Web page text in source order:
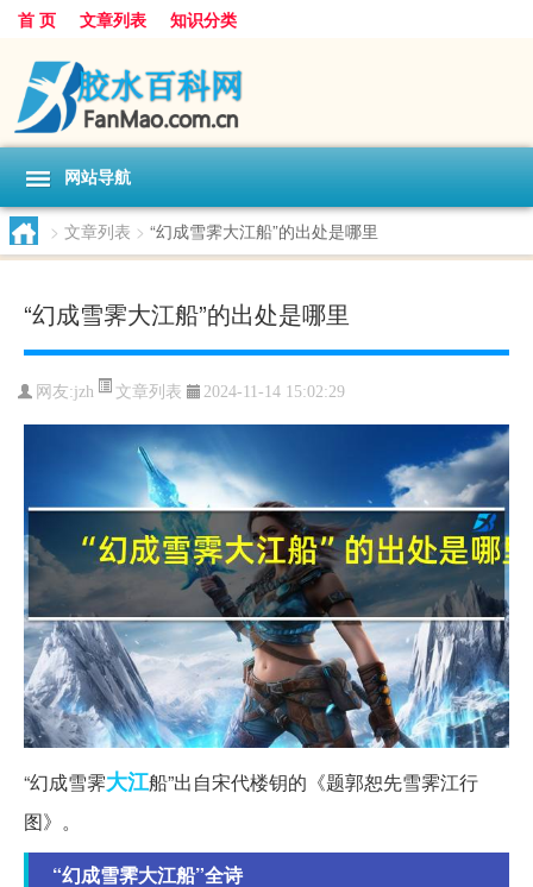
首 页 文章列表 知识分类
网站导航
> 文章列表 > “幻成雪霁大江船”的出处是哪里
“幻成雪霁大江船”的出处是哪里
网友:jzh 文章列表 2024-11-14 15:02:29
“幻成雪霁大江船”出自宋代楼钥的《题郭恕先雪霁江行
图》。
“幻成雪霁大江船”全诗